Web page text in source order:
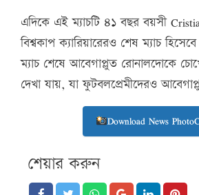
এদিকে এই ম্যাচটি ৪১ বছর বয়সী
বিশ্বকাপ ক্যারিয়ারেরও শেষ ম্যাচ
ম্যাচ শেষে আবেগাপ্লুত রোনালদোকে
দেখা যায়, যা ফুটবলপ্রেমীদেরও
Download News
শেয়ার করুন